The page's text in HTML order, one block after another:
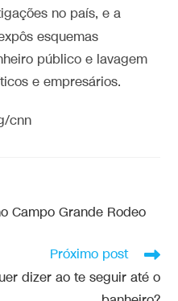
no país, e a
esquemas
público e lavagem
e empresários.
cnn
Campo Grande Rodeo
Próximo post
dizer ao te seguir até o